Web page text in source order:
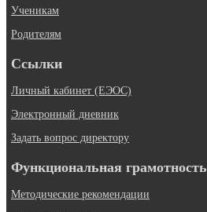
Ученикам
Родителям
Ссылки
Личный кабинет (ЕЭОС)
Электронный дневник
Задать вопрос директору
Функциональная грамотность
Методические рекомендации